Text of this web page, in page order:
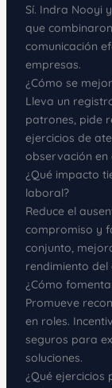
Sí. Indra Nooyi
que
comunicación
empresas.
¿Cómo se
Lleva un
patrones, pide
ejercicios de
observación en
¿Qué impacto
laboral?
Reduce el
compromiso y
conjunto,
rendimiento del
¿Cómo
Promueve
en roles.
seguros para
soluciones.
¿Qué